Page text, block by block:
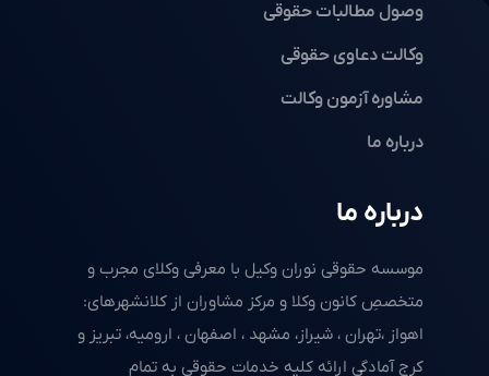
درباره ما
موسسه حقوقی نوران وکیل با معرفی وکلای مجرب و
متخصصِ کانون وکلا و مرکز مشاوران از کلانشهرهای:
اهواز ،تهران ، شیراز، مشهد ، اصفهان ، ارومیه، تبریز و
کرج آمادگی ارائه کلیه خدمات حقوقی به تمام
وصول مطالبات حقوقی
وکالت دعاوی حقوقی
مشاوره آزمون وکالت
درباره ما